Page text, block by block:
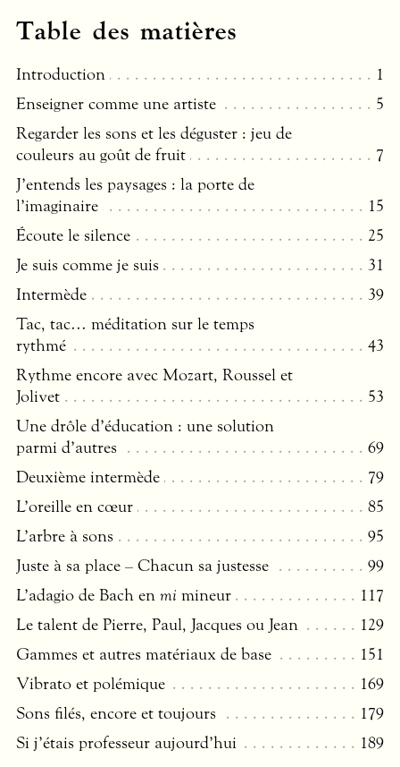
Table des matières
Introduction
1
Enseigner comme une artiste
5
Regarder les sons et les déguster : jeu de
couleurs au goût de fruit
7
J’entends les paysages : la porte de
l’imaginaire
15
Écoute le silence
25
Je suis comme je suis
31
Intermède
39
Tac, tac… méditation sur le temps
rythmé
43
Rythme encore avec Mozart, Roussel et
Jolivet
53
Une drôle d’éducation : une solution
parmi d’autres
69
Deuxième intermède
79
L’oreille en cœur
85
L’arbre à sons
95
Juste à sa place – Chacun sa justesse
99
L’adagio de Bach en mi mineur
117
Le talent de Pierre, Paul, Jacques ou Jean
129
Gammes et autres matériaux de base
151
Vibrato et polémique
169
Sons filés, encore et toujours
179
Si j’étais professeur aujourd’hui
189